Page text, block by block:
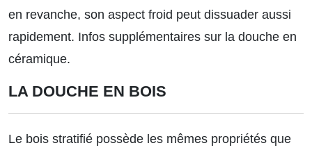
en revanche, son aspect froid peut dissuader aussi
rapidement. Infos supplémentaires sur la douche en
céramique.
LA DOUCHE EN BOIS
Le bois stratifié possède les mêmes propriétés que